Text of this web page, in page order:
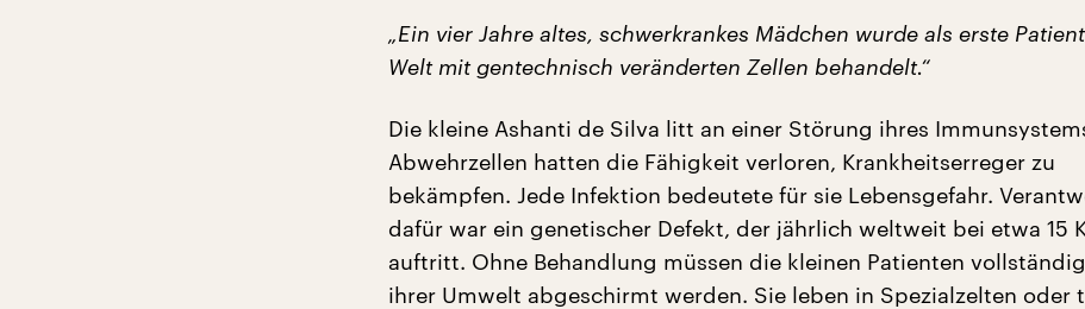
„Ein vier Jahre altes, schwerkrankes Mädchen wurde als erste
Welt mit gentechnisch veränderten Zellen behandelt.“
Die kleine Ashanti de Silva litt an einer Störung ihres
Abwehrzellen hatten die Fähigkeit verloren, Krankheitserreger zu
bekämpfen. Jede Infektion bedeutete für sie Lebensgefahr.
dafür war ein genetischer Defekt, der jährlich weltweit bei etwa 15
auftritt. Ohne Behandlung müssen die kleinen Patienten
ihrer Umwelt abgeschirmt werden. Sie leben in Spezialzelten oder